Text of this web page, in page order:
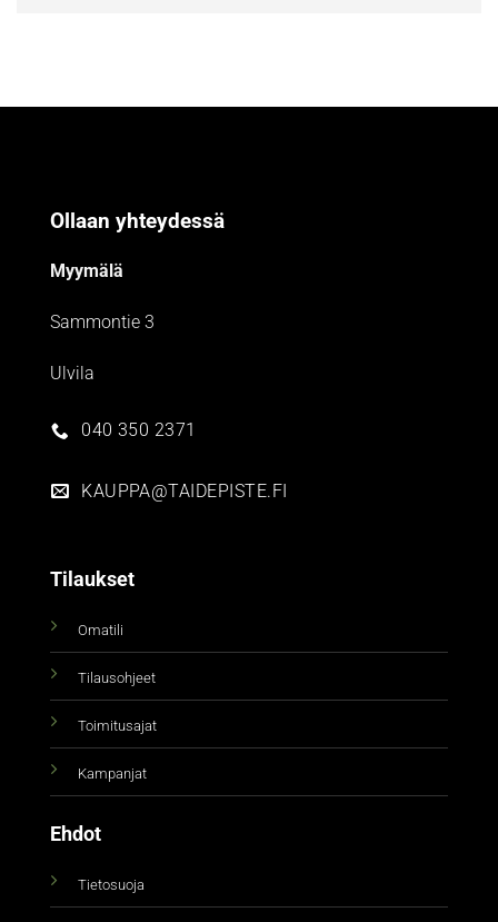
Ollaan yhteydessä
Myymälä
Sammontie 3
Ulvila
040 350 2371
KAUPPA@TAIDEPISTE.FI
Tilaukset
Omatili
Tilausohjeet
Toimitusajat
Kampanjat
Ehdot
Tietosuoja